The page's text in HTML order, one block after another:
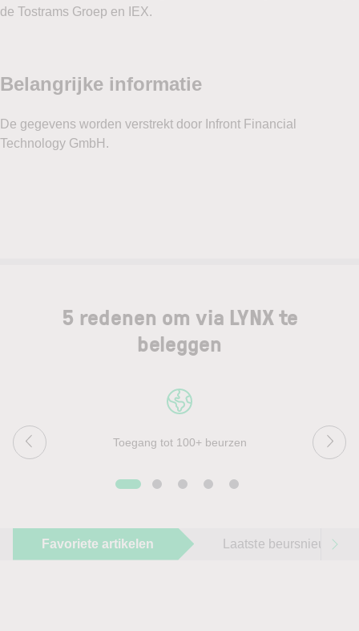
de Tostrams Groep en IEX.
5 redenen om via LYNX te
beleggen
Toegang tot 100+ beurzen
Favoriete artikelen Laatste beursnieuws